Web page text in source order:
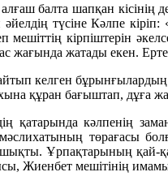
балта шапқан кісінің
түсіне Кәлпе
кірпіштерін
жағында жатады екен.
келген бұрынғылардың
құран бағыштап, дұға
қатарында кәлпенің
төрағасы
Ұрпақтарының қай-
Жиенбет мешітінің имамы